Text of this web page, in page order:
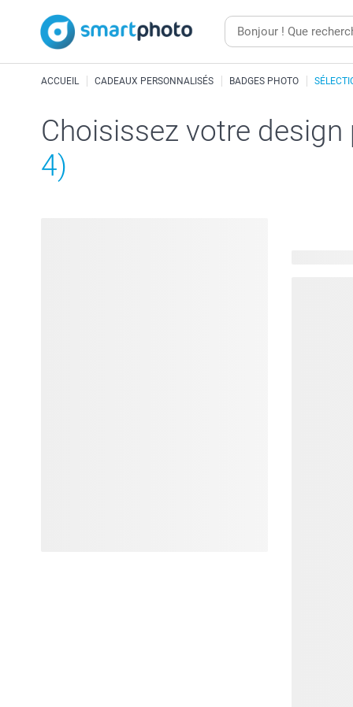
ACCUEIL CADEAUX PERSONNALISÉS BADGES PHOTO
Choisissez votre
4)